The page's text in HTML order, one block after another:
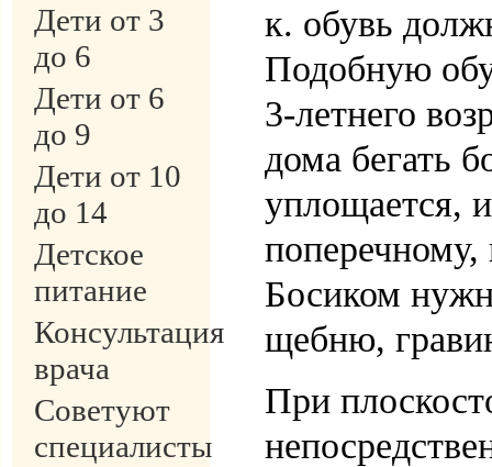
Дети от 3
до 6
Дети от 6
до 9
Дети от 10
до 14
Детское
питание
Консультация
врача
Советуют
специалисты
к. обувь
Подобную
3-летнего
дома бегать
уплощается,
Босиком
щебню,
При